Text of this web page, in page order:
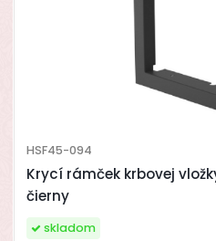
Krycí rámček krbovej
čierny
HSF45-094
skladom